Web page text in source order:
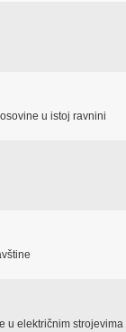
u istoj ravnini
u električnim